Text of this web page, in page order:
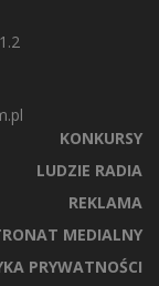
KONKURSY
LUDZIE RADIA
REKLAMA
MEDIALNY
PRYWATNOŚCI